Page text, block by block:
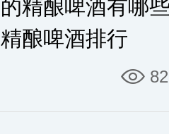
精酿啤酒有哪
酿啤酒排行